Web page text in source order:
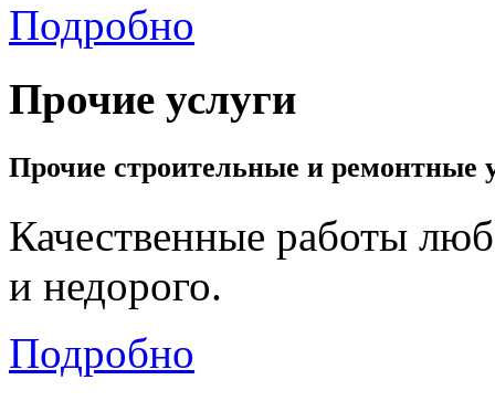
Подробно
Прочие услуги
Прочие строительные и ремонтные
Качественные работы
и недорого.
Подробно